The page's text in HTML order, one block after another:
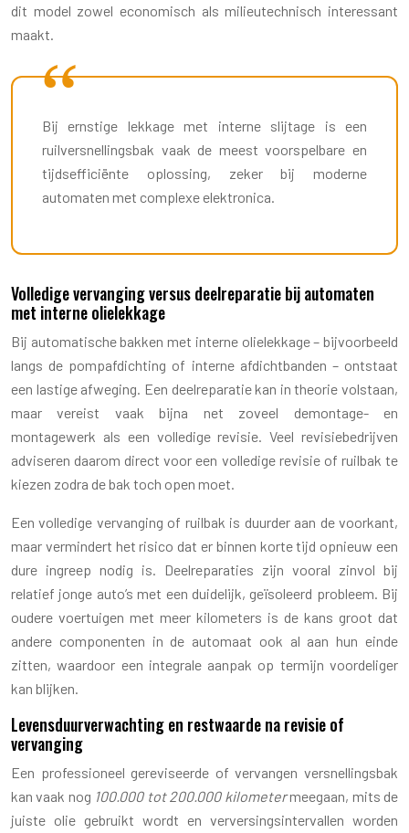
dit model zowel economisch als milieutechnisch interessant
maakt.
Bij ernstige lekkage met interne slijtage is een
ruilversnellingsbak vaak de meest voorspelbare en
tijdsefficiënte oplossing, zeker bij moderne
automaten met complexe elektronica.
Volledige vervanging versus deelreparatie bij automaten
met interne olielekkage
Bij automatische bakken met interne olielekkage – bijvoorbeeld
langs de pompafdichting of interne afdichtbanden – ontstaat
een lastige afweging. Een deelreparatie kan in theorie volstaan,
maar vereist vaak bijna net zoveel demontage- en
montagewerk als een volledige revisie. Veel revisiebedrijven
adviseren daarom direct voor een volledige revisie of ruilbak te
kiezen zodra de bak toch open moet.
Een volledige vervanging of ruilbak is duurder aan de voorkant,
maar vermindert het risico dat er binnen korte tijd opnieuw een
dure ingreep nodig is. Deelreparaties zijn vooral zinvol bij
relatief jonge auto’s met een duidelijk, geïsoleerd probleem. Bij
oudere voertuigen met meer kilometers is de kans groot dat
andere componenten in de automaat ook al aan hun einde
zitten, waardoor een integrale aanpak op termijn voordeliger
kan blijken.
Levensduurverwachting en restwaarde na revisie of
vervanging
Een professioneel gereviseerde of vervangen versnellingsbak
kan vaak nog 100.000 tot 200.000 kilometermeegaan, mits de
juiste olie gebruikt wordt en verversingsintervallen worden